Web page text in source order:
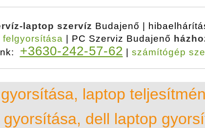
laptop szervíz Budajenő |
felgyorsítása | PC Szerviz Budajenő
+3630-242-57-62 számítógép
laptop
dell laptop